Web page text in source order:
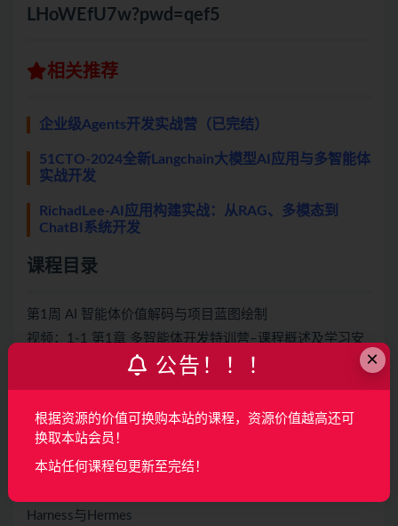
LHoWEfU7w?pwd=qef5
相关推荐
企业级Agents开发实战营（已完结）
51CTO-2024全新Langchain大模型AI应用与多智能体
实战开发
RichadLee-AI应用构建实战：从RAG、多模态到
ChatBI系统开发
课程目录
第1周 AI 智能体价值解码与项目蓝图绘制
视频：1-1 第1章 多智能体开发特训营–课程概述及学习安
视频：1-3 第3章 【学面通AI】多模态多智能体项目需求拆
解
第2周 智能体核心原理与开发环境搭建
Harness与Hermes
×
公告！！！
根据资源的价值可换购本站的课程，资源价值越高还可
换取本站会员！
本站任何课程包更新至完结！